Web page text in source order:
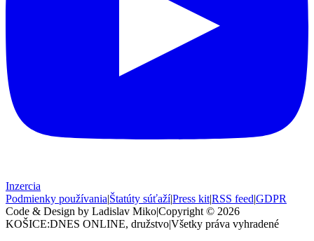
Inzercia
Podmienky používania|Štatúty súťaží|Press kit|RSS feed|GDPR
Code & Design by Ladislav Miko|Copyright © 2026
KOŠICE:DNES ONLINE, družstvo|Všetky práva vyhradené